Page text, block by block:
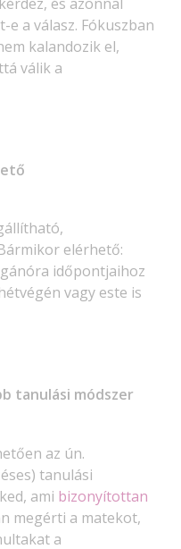
a válasz. Fókuszban
kalandozik el,
válik a
elérhető:
időpontjaihoz
vagy este is
tanulási módszer
az ún.
tanulási
ami bizonyítottan
megérti a matekot,
a